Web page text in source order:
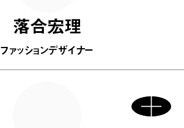
落合宏理
ファッションデザイナー